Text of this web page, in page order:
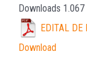
Downloads 1.067
EDITAL DE
Download